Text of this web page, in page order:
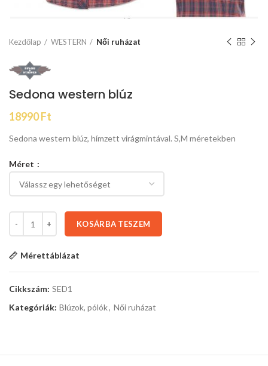
Kezdőlap WESTERN Női ruházat
Sedona western blúz
18990Ft
Sedona western blúz, hímzett virágmintával. S,M méretekben
Méret
KOSÁRBA TESZEM
Mérettáblázat
Cikkszám: SED1
Kategóriák: Blúzok, pólók, Női ruházat